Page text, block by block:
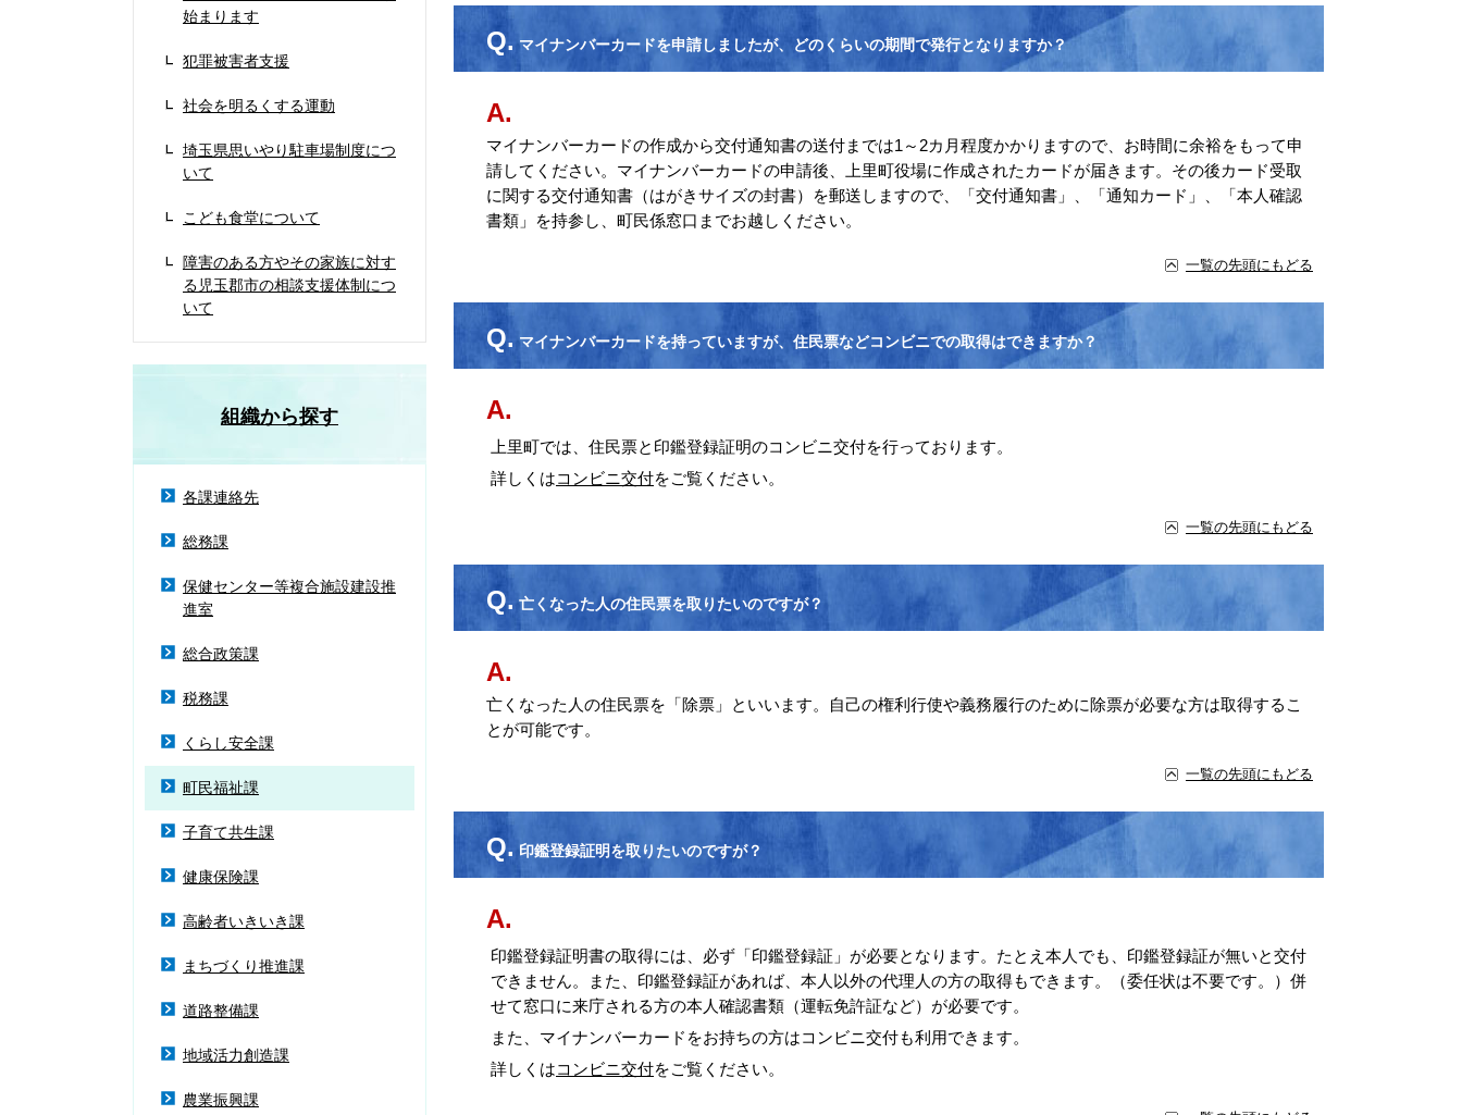
始まります
犯罪被害者支援
社会を明るくする運動
埼玉県思いやり駐車場制度につ
いて
こども食堂について
障害のある方やその家族に対す
る児玉郡市の相談支援体制につ
いて
組織から探す
各課連絡先
総務課
保健センター等複合施設建設推
進室
総合政策課
税務課
くらし安全課
町民福祉課
子育て共生課
健康保険課
高齢者いきいき課
まちづくり推進課
道路整備課
地域活力創造課
農業振興課
Q. マイナンバーカードを申請しましたが、どのくらいの期間で発行となりますか？
A.
マイナンバーカードの作成から交付通知書の送付までは1～2カ月程度かかりますので、お時間に余裕をもって申
請してください。マイナンバーカードの申請後、上里町役場に作成されたカードが届きます。その後カード受取
に関する交付通知書（はがきサイズの封書）を郵送しますので、「交付通知書」、「通知カード」、「本人確認
書類」を持参し、町民係窓口までお越しください。
一覧の先頭にもどる
Q. マイナンバーカードを持っていますが、住民票などコンビニでの取得はできますか？
A.
上里町では、住民票と印鑑登録証明のコンビニ交付を行っております。
詳しくはコンビニ交付をご覧ください。
一覧の先頭にもどる
Q. 亡くなった人の住民票を取りたいのですが？
A.
亡くなった人の住民票を「除票」といいます。自己の権利行使や義務履行のために除票が必要な方は取得するこ
とが可能です。
一覧の先頭にもどる
Q. 印鑑登録証明を取りたいのですが？
A.
印鑑登録証明書の取得には、必ず「印鑑登録証」が必要となります。たとえ本人でも、印鑑登録証が無いと交付
できません。また、印鑑登録証があれば、本人以外の代理人の方の取得もできます。（委任状は不要です。）併
せて窓口に来庁される方の本人確認書類（運転免許証など）が必要です。
また、マイナンバーカードをお持ちの方はコンビニ交付も利用できます。
詳しくはコンビニ交付をご覧ください。